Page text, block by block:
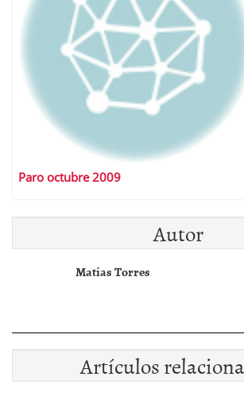
Paro octubre 2009
Autor
Matias Torres
Artículos